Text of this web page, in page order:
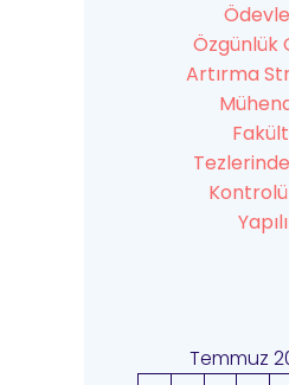
Özgünlük
Artırma
Kontrolü
Temmuz